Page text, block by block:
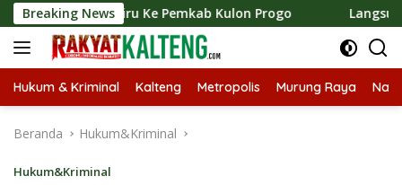
Langsung
ke
konten
Breaking News
Ke Pemkab Kulon Progo Langsungkan Kaji Tiru,
Hukum & Kriminal Kalteng Metropolis Murung Raya
Beranda Hukum&Kriminal
Hukum&Kriminal